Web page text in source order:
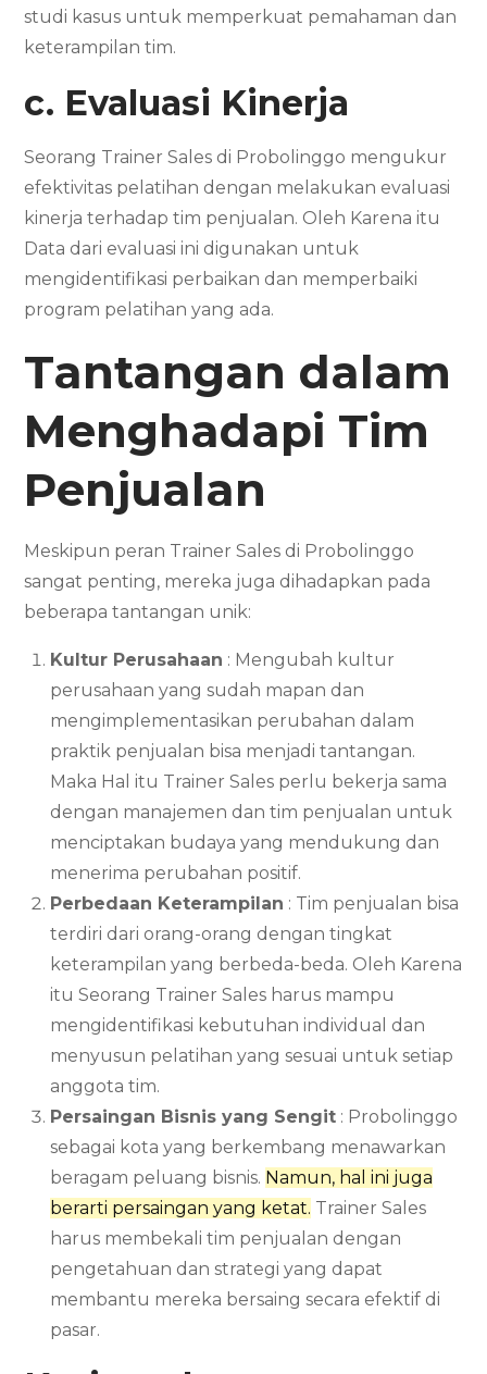
studi kasus untuk memperkuat pemahaman dan
keterampilan tim.
c. Evaluasi Kinerja
Seorang Trainer Sales di Probolinggo mengukur
efektivitas pelatihan dengan melakukan evaluasi
kinerja terhadap tim penjualan. Oleh Karena itu
Data dari evaluasi ini digunakan untuk
mengidentifikasi perbaikan dan memperbaiki
program pelatihan yang ada.
Tantangan dalam
Menghadapi Tim
Penjualan
Meskipun peran Trainer Sales di Probolinggo
sangat penting, mereka juga dihadapkan pada
beberapa tantangan unik:
Kultur Perusahaan : Mengubah kultur
perusahaan yang sudah mapan dan
mengimplementasikan perubahan dalam
praktik penjualan bisa menjadi tantangan.
Maka Hal itu Trainer Sales perlu bekerja sama
dengan manajemen dan tim penjualan untuk
menciptakan budaya yang mendukung dan
menerima perubahan positif.
Perbedaan Keterampilan : Tim penjualan bisa
terdiri dari orang-orang dengan tingkat
keterampilan yang berbeda-beda. Oleh Karena
itu Seorang Trainer Sales harus mampu
mengidentifikasi kebutuhan individual dan
menyusun pelatihan yang sesuai untuk setiap
anggota tim.
Persaingan Bisnis yang Sengit : Probolinggo
sebagai kota yang berkembang menawarkan
beragam peluang bisnis. Namun, hal ini juga
berarti persaingan yang ketat. Trainer Sales
harus membekali tim penjualan dengan
pengetahuan dan strategi yang dapat
membantu mereka bersaing secara efektif di
pasar.